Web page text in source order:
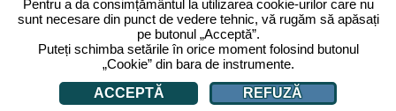
Pentru a da consimțământul la utilizarea cookie-urilor care nu
sunt necesare din punct de vedere tehnic, vă rugăm să apăsați
pe butonul „Acceptă”.
Puteți schimba setările în orice moment folosind butonul
„Cookie” din bara de instrumente.
ACCEPTĂ
REFUZĂ